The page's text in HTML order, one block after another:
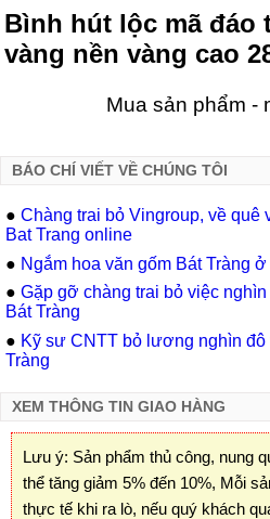
Bình hút lộc mã đáo
vàng nền vàng cao
Mua sản phẩm -
BÁO CHÍ VIẾT VỀ CHÚNG TÔI
● Chàng trai bỏ Vingroup, về
Bat Trang online
● Ngắm hoa văn gốm Bát Tràng ở
● Gặp gỡ chàng trai bỏ việc
Bát Tràng
● Kỹ sư CNTT bỏ lương nghìn
Tràng
XEM THÔNG TIN GIAO HÀNG
Lưu ý: Sản phẩm thủ công, nung
thể tăng giảm 5% đến 10%, Mỗi
thực tế khi ra lò, nếu quý khách